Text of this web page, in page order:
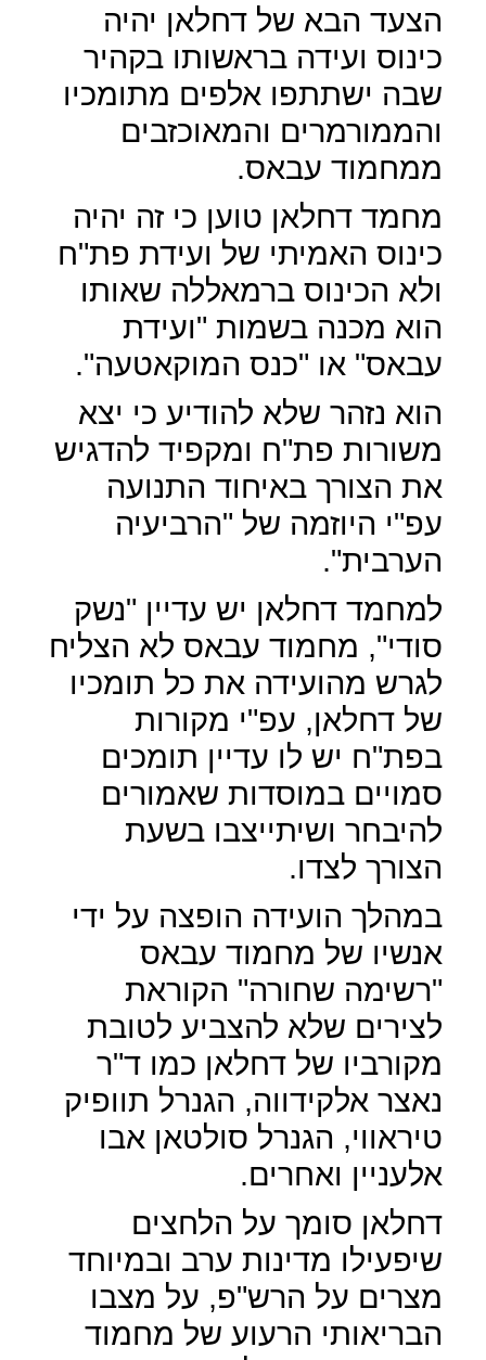
הצעד הבא של דחלאן יהיה
כינוס ועידה בראשותו בקהיר
שבה ישתתפו אלפים מתומכיו
והממורמרים והמאוכזבים
ממחמוד עבאס.
מחמד דחלאן טוען כי זה יהיה
כינוס האמיתי של ועידת פת"ח
ולא הכינוס ברמאללה שאותו
הוא מכנה בשמות "ועידת
עבאס" או "כנס המוקאטעה".
הוא נזהר שלא להודיע כי יצא
משורות פת"ח ומקפיד להדגיש
את הצורך באיחוד התנועה
עפ"י היוזמה של "הרביעיה
הערבית".
למחמד דחלאן יש עדיין "נשק
סודי", מחמוד עבאס לא הצליח
לגרש מהועידה את כל תומכיו
של דחלאן, עפ"י מקורות
בפת"ח יש לו עדיין תומכים
סמויים במוסדות שאמורים
להיבחר ושיתייצבו בשעת
הצורך לצדו.
במהלך הועידה הופצה על ידי
אנשיו של מחמוד עבאס
"רשימה שחורה" הקוראת
לצירים שלא להצביע לטובת
מקורביו של דחלאן כמו ד"ר
נאצר אלקידווה, הגנרל תוופיק
טיראווי, הגנרל סולטאן אבו
אלעניין ואחרים.
דחלאן סומך על הלחצים
שיפעילו מדינות ערב ובמיוחד
מצרים על הרש"פ, על מצבו
הבריאותי הרעוע של מחמוד